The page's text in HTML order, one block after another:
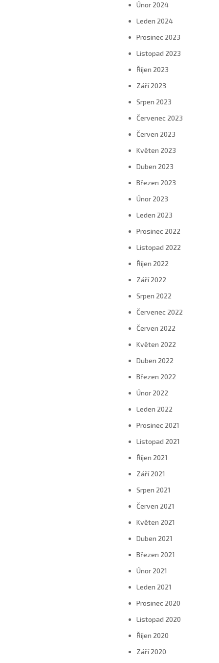
Únor 2024
Leden 2024
Prosinec 2023
Listopad 2023
Říjen 2023
Září 2023
Srpen 2023
Červenec 2023
Červen 2023
Květen 2023
Duben 2023
Březen 2023
Únor 2023
Leden 2023
Prosinec 2022
Listopad 2022
Říjen 2022
Září 2022
Srpen 2022
Červenec 2022
Červen 2022
Květen 2022
Duben 2022
Březen 2022
Únor 2022
Leden 2022
Prosinec 2021
Listopad 2021
Říjen 2021
Září 2021
Srpen 2021
Červen 2021
Květen 2021
Duben 2021
Březen 2021
Únor 2021
Leden 2021
Prosinec 2020
Listopad 2020
Říjen 2020
Září 2020